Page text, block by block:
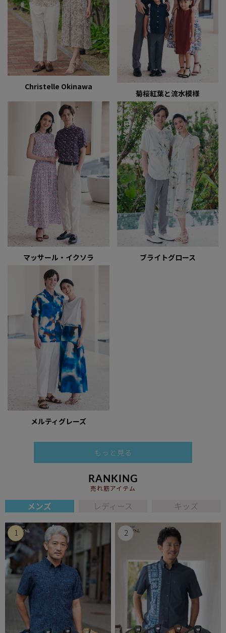
Christelle Okinawa
菊桜紅葉と流水模様
マッサール・イクソラ ブライトグロース
メルティグレーズ
もっと見る
RANKING
売れ筋アイテム
メンズ レディース キッズ